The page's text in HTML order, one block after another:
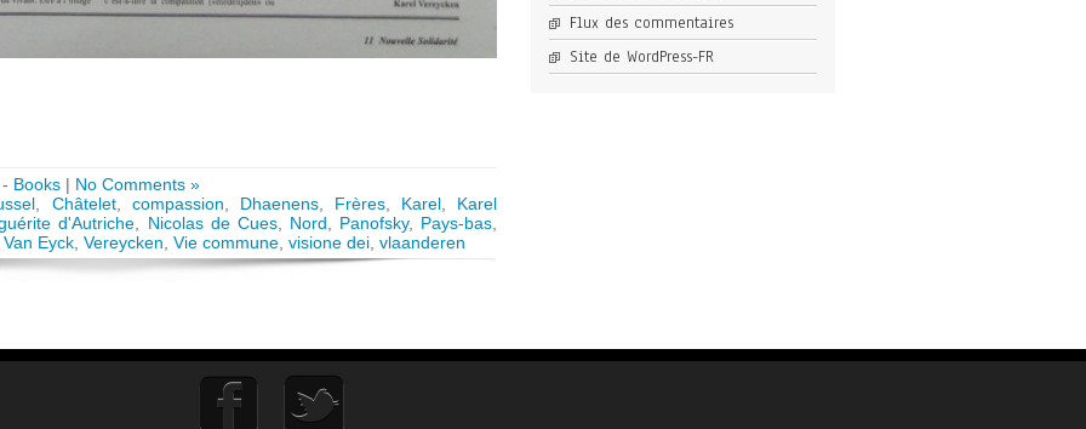
Books | No Comments »
Châtelet, compassion Dhaenens, Frères, Karel, Karel
d'Autriche
Nicolas de Cues, Nord Panofsky, Pays-bas
Van Eyck Vereycken Vie commune visione dei vlaanderen
Flux des commentaires
Site de WordPress-FR